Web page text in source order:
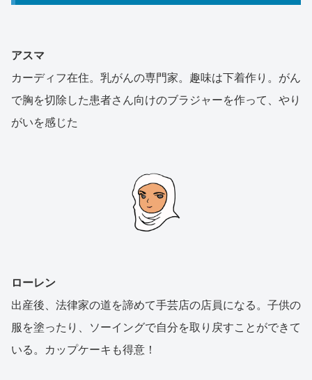
アスマ
カーディフ在住。乳がんの専門家。趣味は下着作り。がん
で胸を切除した患者さん向けのブラジャーを作って、やり
がいを感じた
ローレン
出産後、法律家の道を諦めて手芸店の店員になる。子供の
服を塗ったり、ソーイングで自分を取り戻すことができて
いる。カップケーキも得意！